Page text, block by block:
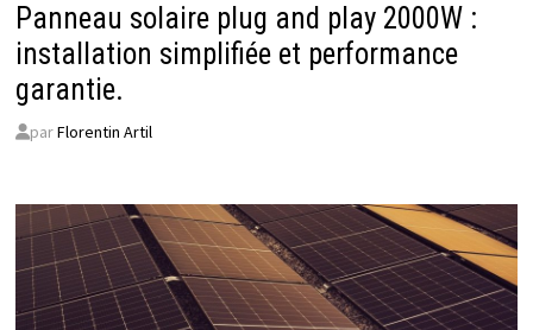
Panneau solaire plug and play 2000W :
installation simplifiée et performance
garantie.
parFlorentin Artil